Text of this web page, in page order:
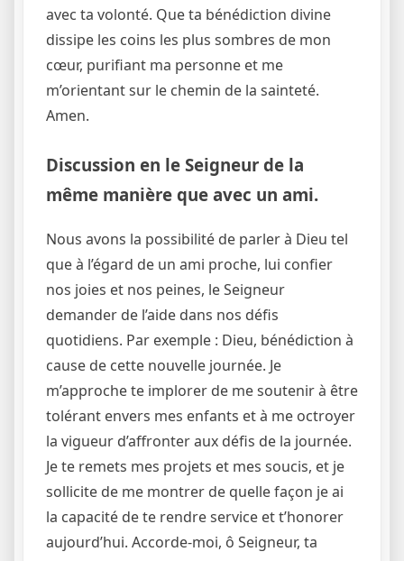
avec ta volonté. Que ta bénédiction divine
dissipe les coins les plus sombres de mon
cœur, purifiant ma personne et me
m’orientant sur le chemin de la sainteté.
Amen.
Discussion en le Seigneur de la
même manière que avec un ami.
Nous avons la possibilité de parler à Dieu tel
que à l’égard de un ami proche, lui confier
nos joies et nos peines, le Seigneur
demander de l’aide dans nos défis
quotidiens. Par exemple : Dieu, bénédiction à
cause de cette nouvelle journée. Je
m’approche te implorer de me soutenir à être
tolérant envers mes enfants et à me octroyer
la vigueur d’affronter aux défis de la journée.
Je te remets mes projets et mes soucis, et je
sollicite de me montrer de quelle façon je ai
la capacité de te rendre service et t’honorer
aujourd’hui. Accorde-moi, ô Seigneur, ta